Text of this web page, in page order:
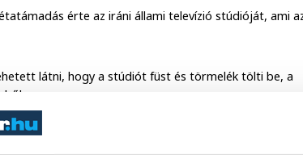
érte az iráni állami televízió stúdióját, ami
látni, hogy a stúdiót füst és törmelék tölti be, a
hogy valaki a háttérből „Allahu Akbart” kiált.